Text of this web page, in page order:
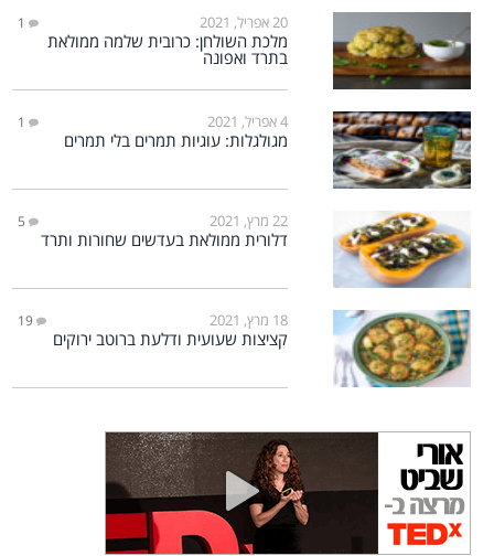
20 אפריל, 2021 1
מלכת השולחן: כרובית שלמה ממולאת
בתרד ואפונה
4 אפריל, 2021 1
מגולגלות: עוגיות תמרים בלי תמרים
22 מרץ, 2021 5
דלורית ממולאת בעדשים שחורות ותרד
18 מרץ, 2021 19
קציצות שעועית ודלעת ברוטב ירוקים